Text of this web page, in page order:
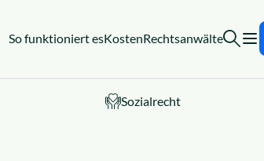
So funktioniert esKostenRechtsanwälte
Sozialrecht